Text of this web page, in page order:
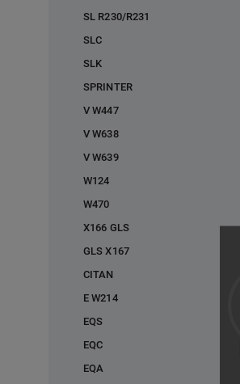
SL R230/R231
SLC
SLK
SPRINTER
V W447
V W638
V W639
W124
W470
X166 GLS
GLS X167
CITAN
E W214
EQS
EQC
EQA